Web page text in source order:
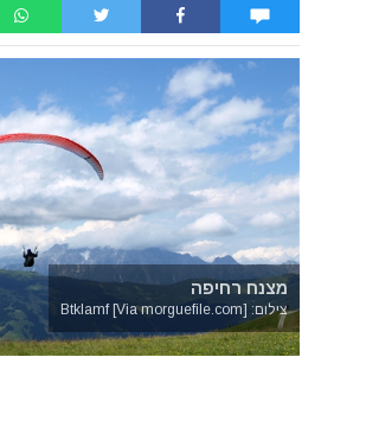
מצנח רחיפה
צילום: Btklamf [Via morguefile.com]